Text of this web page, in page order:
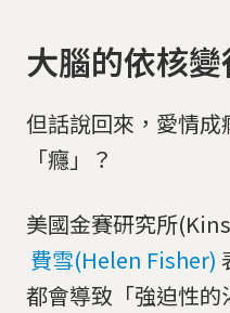
大腦的依核
但話說回來，愛情
「癮」？
美國金賽研究所
費雪(Helen Fisher)
都會導致「強迫性的